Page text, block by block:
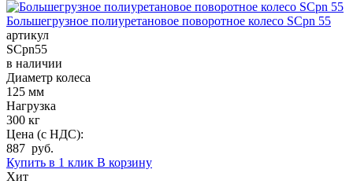
Большегрузное полиуретановое поворотное колесо SCpn 55
артикул
SCpn55
в наличии
Диаметр колеса
125 мм
Нагрузка
300 кг
Цена (с НДС):
887 руб.
Купить в 1 клик В корзину
Хит